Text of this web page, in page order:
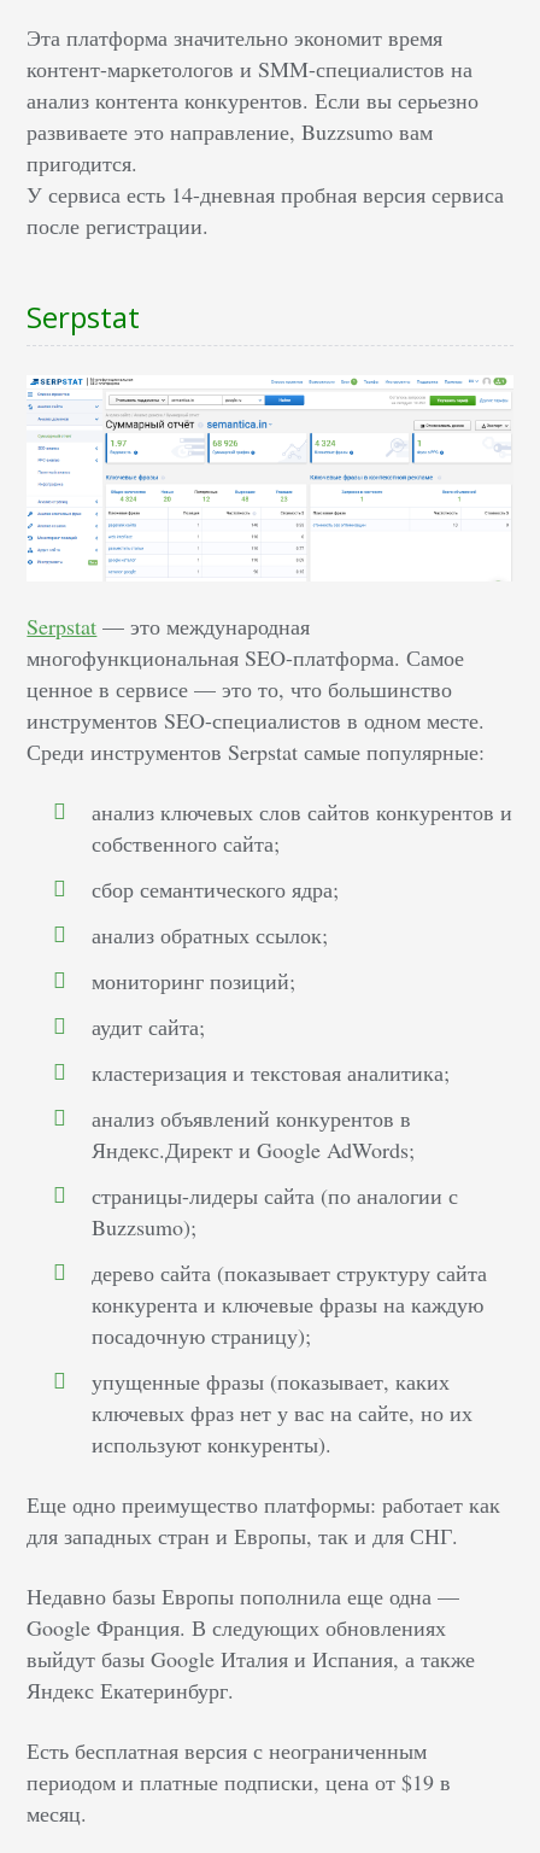
Эта платформа значительно экономит время
контент-маркетологов и SMM-специалистов на
анализ контента конкурентов. Если вы серьезно
развиваете это направление, Buzzsumo вам
пригодится.
У сервиса есть 14-дневная пробная версия сервиса
после регистрации.
Serpstat
Serpstat — это международная
многофункциональная SEO-платформа. Самое
ценное в сервисе — это то, что большинство
инструментов SEO-специалистов в одном месте.
Среди инструментов Serpstat самые популярные:
анализ ключевых слов сайтов конкурентов и
собственного сайта;
сбор семантического ядра;
анализ обратных ссылок;
мониторинг позиций;
аудит сайта;
кластеризация и текстовая аналитика;
анализ объявлений конкурентов в
Яндекс.Директ и Google AdWords;
страницы-лидеры сайта (по аналогии с
Buzzsumo);
дерево сайта (показывает структуру сайта
конкурента и ключевые фразы на каждую
посадочную страницу);
упущенные фразы (показывает, каких
ключевых фраз нет у вас на сайте, но их
используют конкуренты).
Еще одно преимущество платформы: работает как
для западных стран и Европы, так и для СНГ.
Недавно базы Европы пополнила еще одна —
Google Франция. В следующих обновлениях
выйдут базы Google Италия и Испания, а также
Яндекс Екатеринбург.
Есть бесплатная версия с неограниченным
периодом и платные подписки, цена от $19 в
месяц.